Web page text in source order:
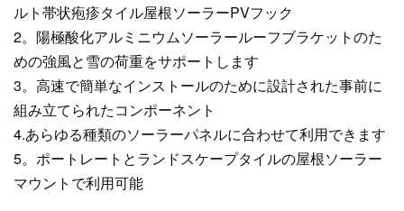
ルト帯状疱疹タイル屋根ソーラーPVフック
2。陽極酸化アルミニウムソーラールーフブラケットのた
めの強風と雪の荷重をサポートします
3。高速で簡単なインストールのために設計された事前に
組み立てられたコンポーネント
4.あらゆる種類のソーラーパネルに合わせて利用できます
5。ポートレートとランドスケープタイルの屋根ソーラー
マウントで利用可能